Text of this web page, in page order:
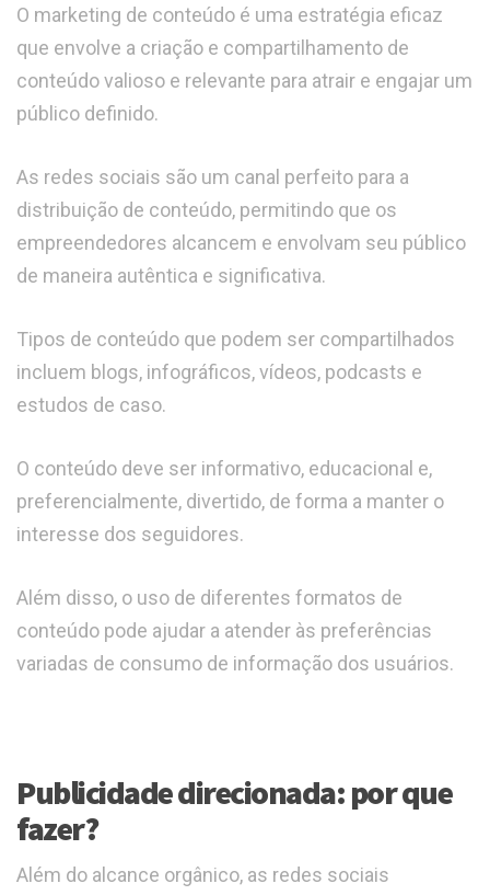
O marketing de conteúdo é uma estratégia eficaz
que envolve a criação e compartilhamento de
conteúdo valioso e relevante para atrair e engajar um
público definido.
As redes sociais são um canal perfeito para a
distribuição de conteúdo, permitindo que os
empreendedores alcancem e envolvam seu público
de maneira autêntica e significativa.
Tipos de conteúdo que podem ser compartilhados
incluem blogs, infográficos, vídeos, podcasts e
estudos de caso.
O conteúdo deve ser informativo, educacional e,
preferencialmente, divertido, de forma a manter o
interesse dos seguidores.
Além disso, o uso de diferentes formatos de
conteúdo pode ajudar a atender às preferências
variadas de consumo de informação dos usuários.
Publicidade direcionada: por que
fazer?
Além do alcance orgânico, as redes sociais